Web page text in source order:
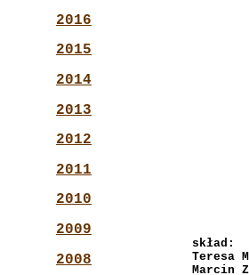
2016
2015
2014
2013
2012
2011
2010
2009
2008
skład:
Teresa
Marcin